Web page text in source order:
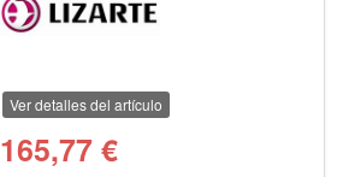
Ver detalles del artículo
165,77€